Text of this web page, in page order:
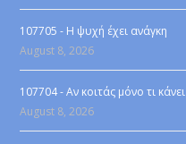
107705 - Η ψυχή έχει ανάγκη
August 8, 2026
107704 - Αν κοιτάς μόνο τι κάνει
August 8, 2026